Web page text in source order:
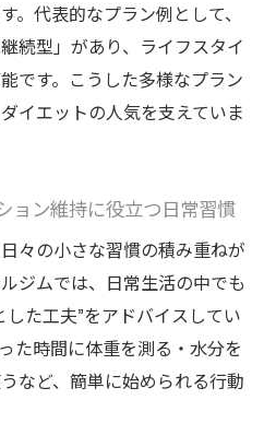
。代表的なプラン例として、
続型」があり、ライフスタイ
です。こうした多様なプラン
イエットの人気を支えていま
ョン維持に役立つ日常習慣
々の小さな習慣の積み重ねが
ジムでは、日常生活の中でも
た工夫”をアドバイスしてい
た時間に体重を測る・水分を
など、簡単に始められる行動